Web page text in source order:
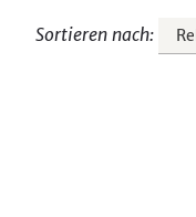
Sortieren nach